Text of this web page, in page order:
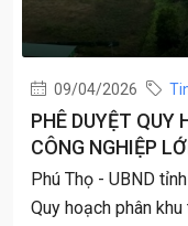
09/04/2026
PHÊ DUYỆT QUY
CÔNG NGHIỆP
Phú Thọ - UBND
Quy hoạch phân khu